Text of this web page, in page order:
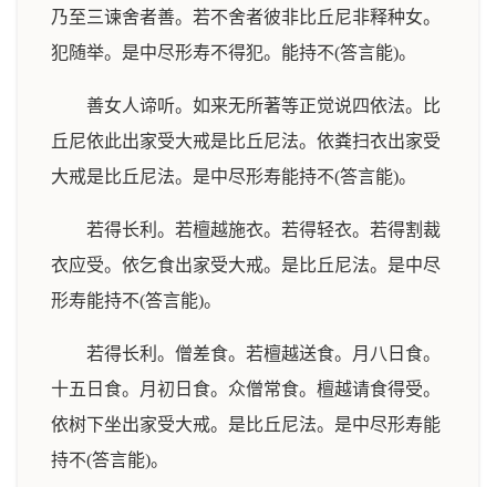
乃至三谏舍者善。若不舍者彼非比丘尼非释种女。
犯随举。是中尽形寿不得犯。能持不(答言能)。
善女人谛听。如来无所著等正觉说四依法。比
丘尼依此出家受大戒是比丘尼法。依粪扫衣出家受
大戒是比丘尼法。是中尽形寿能持不(答言能)。
若得长利。若檀越施衣。若得轻衣。若得割裁
衣应受。依乞食出家受大戒。是比丘尼法。是中尽
形寿能持不(答言能)。
若得长利。僧差食。若檀越送食。月八日食。
十五日食。月初日食。众僧常食。檀越请食得受。
依树下坐出家受大戒。是比丘尼法。是中尽形寿能
持不(答言能)。